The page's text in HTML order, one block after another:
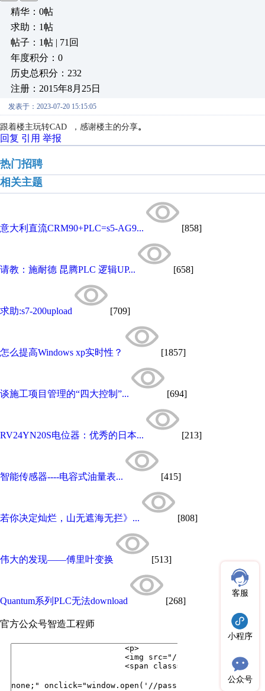
精华：0帖
求助：1帖
帖子：1帖 | 71回
年度积分：0
历史总积分：232
注册：2015年8月25日
发表于：2023-07-20 15:15:05
跟着楼主玩转CAD ， 感谢楼主的分享。
回复 引用 举报
热门招聘
相关主题
意大利直流CRM90+PLC=s5-AG9... [858]
请教：施耐德 昆腾PLC 逻辑UP... [658]
求助:s7-200upload [709]
怎么提高Windows xp实时性？ [1857]
谈施工项目管理的“四大控制”... [694]
RV24YN20S电位器：优秀的日本... [213]
智能传感器----电容式油量表... [415]
若你决定灿烂，山无遮海无拦》... [808]
伟大的发现——傅里叶变换 [513]
Quantum系列PLC无法download [268]
官方公众号智造工程师
客服
小程序
公众号